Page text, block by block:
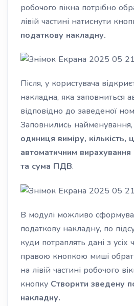
робочого вікна потрібно
лівій частині натиснути
податкову накладну.
Після, у користувача
накладна, яка заповниться
відповідно до заведеної
Заповнились найменування,
одиниця виміру, кількість,
автоматичним
та сума ПДВ.
В модулі можливо
податкову накладну, по
куди потраплять дані з усіх
правою кнопкою миші
на лівій частині робочого
кнопку Створити зведену
накладну.